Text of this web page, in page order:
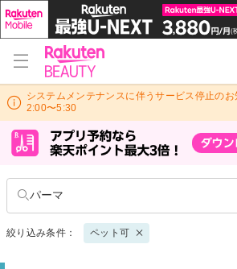
システムメンテナンスに伴うサービス停止の
2:00〜5:30
パーマ
絞り込み条件： ペット可